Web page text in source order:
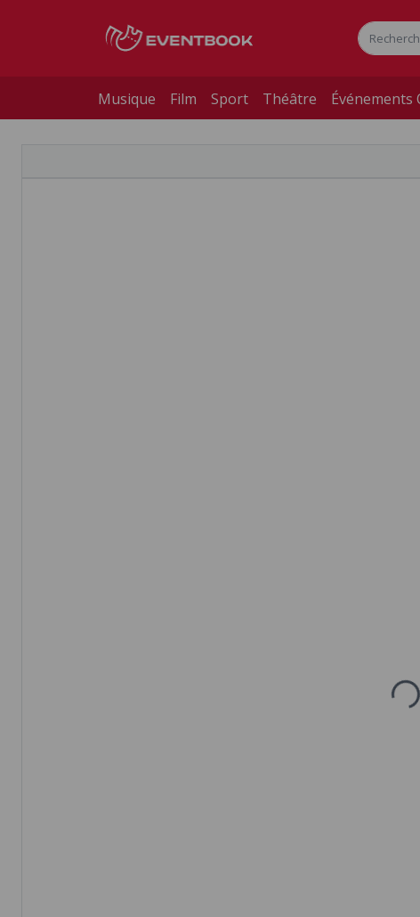
Musique Film Sport Théâtre Événements